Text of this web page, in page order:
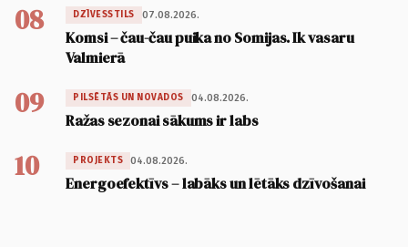
08 DZĪVESSTILS 07.08.2026.
Komsi – čau-čau puika no Somijas. Ik vasaru
Valmierā
09 PILSĒTĀS UN NOVADOS 04.08.2026.
Ražas sezonai sākums ir labs
10 PROJEKTS 04.08.2026.
Energoefektīvs – labāks un lētāks dzīvošanai